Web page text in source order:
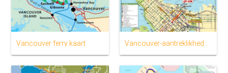
Vancouver ferry kaart Vancouver-aantreklikhede kaart